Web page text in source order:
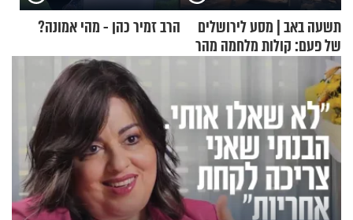
תשעה באב | מסע לירושלים
של פעם: קולות מלחמה מהר
הזיתים
הרב זמיר כהן - מהי אמונה?